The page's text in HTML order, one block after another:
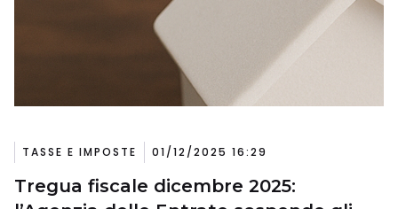
TASSE E IMPOSTE 01/12/2025 16:29
Tregua fiscale dicembre 2025: